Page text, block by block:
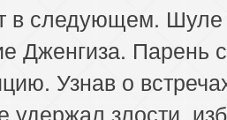
в следующем.
Дженгиза. Парень
Узнав о
удержал злости,